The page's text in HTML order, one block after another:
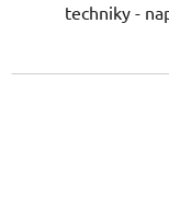
techniky -